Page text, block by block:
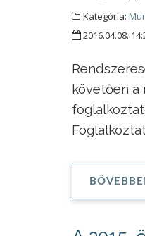
Kategória:
2016.04.08.
követően